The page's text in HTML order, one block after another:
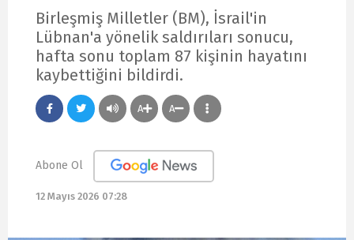
Birleşmiş Milletler (BM), İsrail'in
Lübnan'a yönelik saldırıları sonucu,
hafta sonu toplam 87 kişinin hayatını
kaybettiğini bildirdi.
A A
Abone Ol
12 Mayıs 2026 07:28